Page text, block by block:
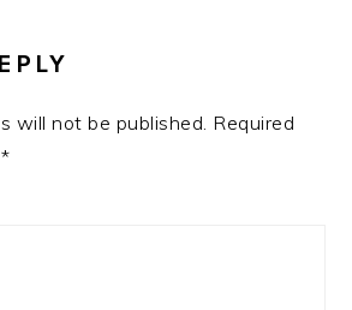
will not be published. Required
*